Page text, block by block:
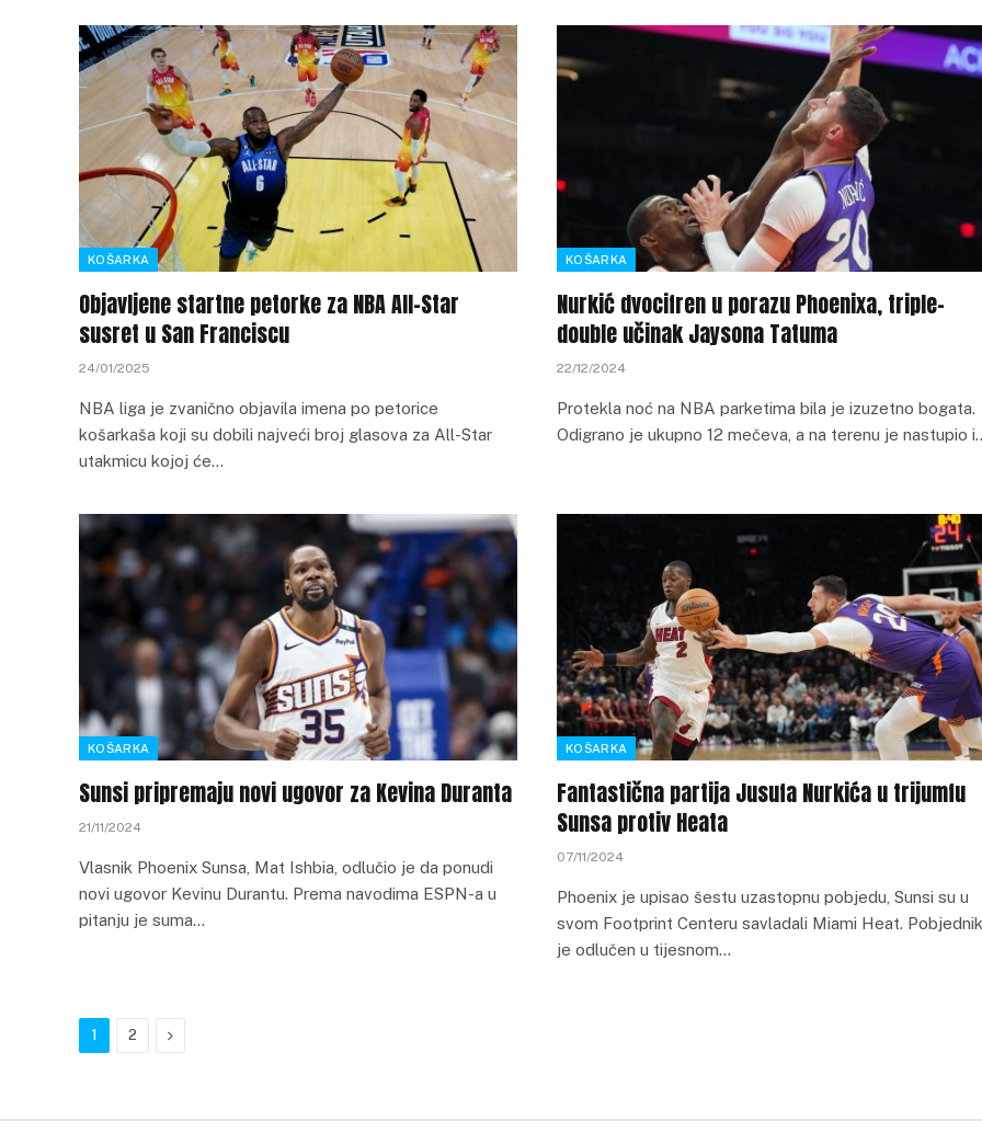
KOŠARKA
Objavljene startne petorke za NBA All-Star
susret u San Franciscu
24/01/2025
NBA liga je zvanično objavila imena po petorice
košarkaša koji su dobili najveći broj glasova za All-Star
utakmicu kojoj će…
KOŠARKA
Nurkić dvocifren u porazu Phoenixa, triple-
double učinak Jaysona Tatuma
22/12/2024
Protekla noć na NBA parketima bila je izuzetno bogata.
Odigrano je ukupno 12 mečeva, a na terenu je nastupio
KOŠARKA
Sunsi pripremaju novi ugovor za Kevina Duranta
21/11/2024
Vlasnik Phoenix Sunsa, Mat Ishbia, odlučio je da ponudi
novi ugovor Kevinu Durantu. Prema navodima ESPN-a u
pitanju je suma…
KOŠARKA
Fantastična partija Jusufa Nurkića u trijumfu
Sunsa protiv Heata
07/11/2024
Phoenix je upisao šestu uzastopnu pobjedu, Sunsi su u
svom Footprint Centeru savladali Miami Heat. Pobjednik
je odlučen u tijesnom…
1 2 Next